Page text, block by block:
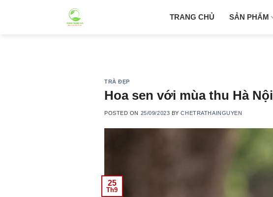
TRANG CHỦ SẢN PHẨM
TRÀ ĐẸP
Hoa sen với mùa thu Hà Nội
POSTED ON 25/09/2023 BYCHETRATHAINGUYEN
25
Th9